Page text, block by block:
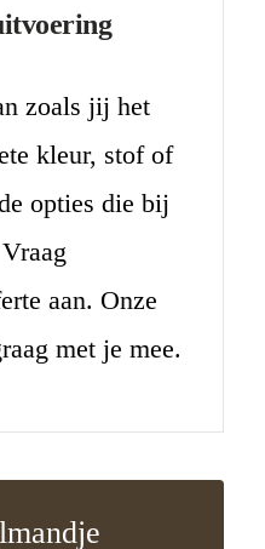
zoals jij het
kleur, stof of
opties die bij
aan. Onze
met je mee.